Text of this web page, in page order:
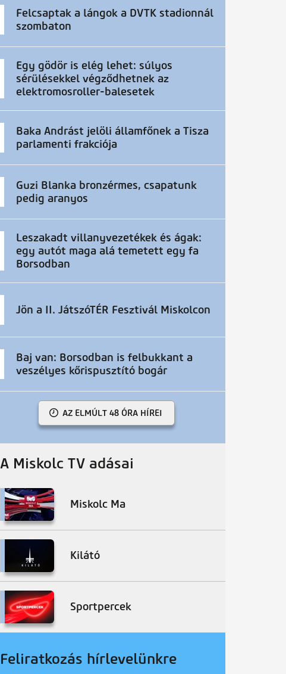
Felcsaptak a lángok a DVTK stadionnál
szombaton
Egy gödör is elég lehet: súlyos
sérülésekkel végződhetnek az
elektromosroller-balesetek
Baka Andrást jelöli államfőnek a Tisza
parlamenti frakciója
Guzi Blanka bronzérmes, csapatunk
pedig aranyos
Leszakadt villanyvezetékek és ágak:
egy autót maga alá temetett egy fa
Borsodban
Jön a II. JátszóTÉR Fesztivál Miskolcon
Baj van: Borsodban is felbukkant a
veszélyes kőrispusztító bogár
AZ ELMÚLT 48 ÓRA HÍREI
A Miskolc TV adásai
Miskolc Ma
Kilátó
Sportpercek
Feliratkozás hírlevelünkre